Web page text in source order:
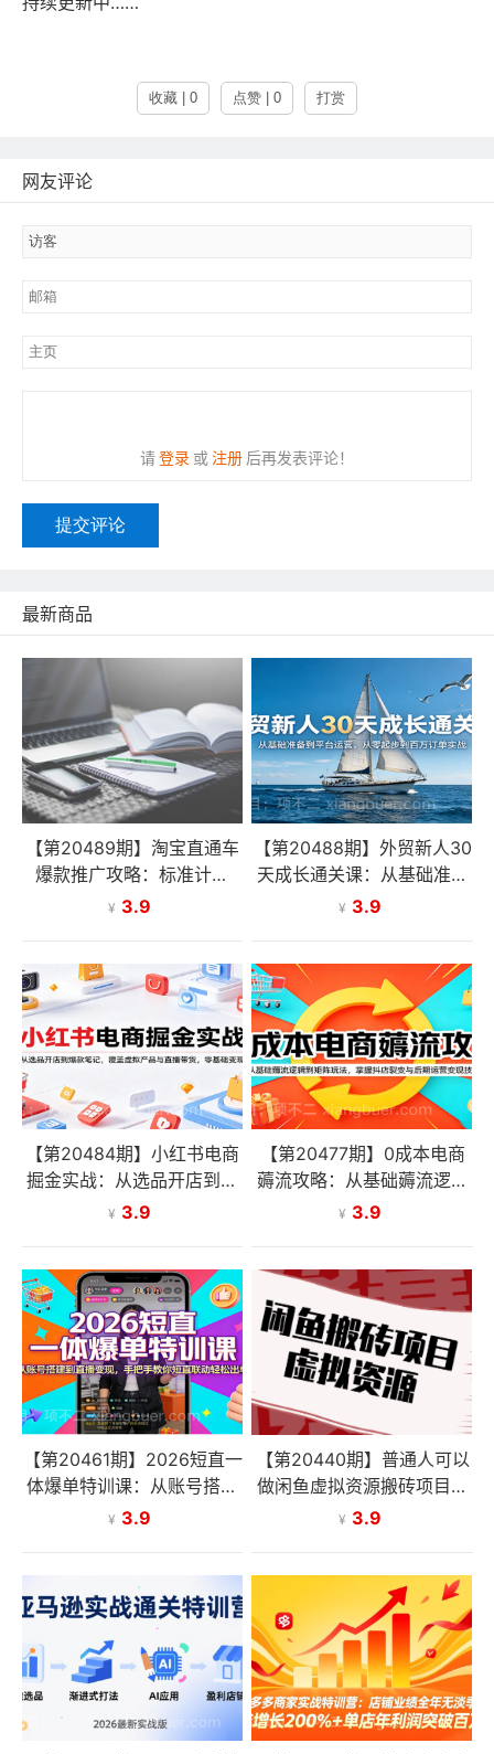
收藏 | 0 点赞 | 0 打赏
网友评论
请登录 或 注册 后再发表评论！
提交评论
最新商品
【第20489期】淘宝直通车
爆款推广攻略：标准计划
+人群打法+全站推广，手把
¥ 3.9
【第20488期】外贸新人30
天成长通关课：从基础准备
到平台运营，从零起步到百
¥ 3.9
【第20484期】小红书电商
掘金实战：从选品开店到爆
款笔记，覆盖虚拟产品与直
¥ 3.9
【第20477期】0成本电商
薅流攻略：从基础薅流逻辑
到矩阵玩法，掌握抖店裂变
¥ 3.9
【第20461期】2026短直一
体爆单特训课：从账号搭建
到直播变现，手把手教你短
¥ 3.9
【第20440期】普通人可以
做闲鱼虚拟资源搬砖项目，
低成本副业轻松月收益万
¥ 3.9